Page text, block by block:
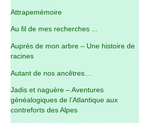
Attrapemémoire
Au fil de mes recherches ...
Auprès de mon arbre – Une histoire de
racines
Autant de nos ancêtres…
Jadis et naguère – Aventures
généalogiques de l’Atlantique aux
contreforts des Alpes